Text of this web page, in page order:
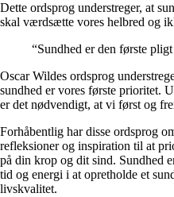
Dette ordsprog understreger, at
skal værdsætte vores helbred og
“Sundhed er den første
Oscar Wildes ordsprog
sundhed er vores første prioritet.
er det nødvendigt, at vi først og
Forhåbentlig har disse ordsprog
refleksioner og inspiration til at
på din krop og dit sind. Sundhed
tid og energi i at opretholde et
livskvalitet.